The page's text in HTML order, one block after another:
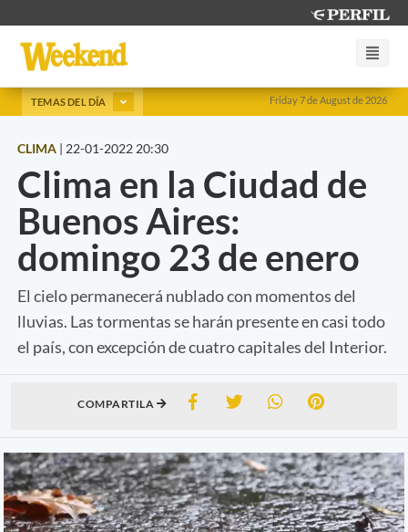
Friday 7 de August de 2026
TEMAS DEL DÍA
CLIMA | 22-01-2022 20:30
Clima en la Ciudad de
Buenos Aires:
domingo 23 de enero
El cielo permanecerá nublado con momentos del
lluvias. Las tormentas se harán presente en casi todo
el país, con excepción de cuatro capitales del Interior.
COMPARTILA